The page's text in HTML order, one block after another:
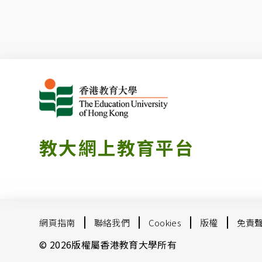
教大網上教育平台
網頁指南 聯絡我們 Cookies 版權 免責
© 2026版權屬香港教育大學所有